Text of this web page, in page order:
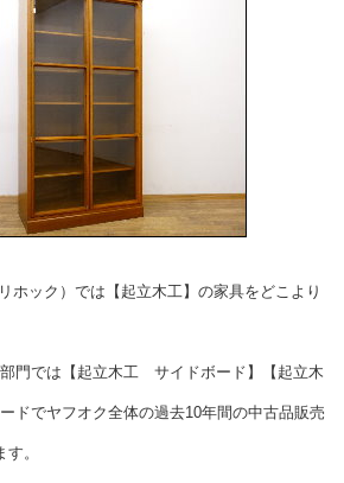
ホック）では【起立木工】の家具をどこより
門では【起立木工 サイドボード】【起立木
ドでヤフオク全体の過去10年間の中古品販売
。